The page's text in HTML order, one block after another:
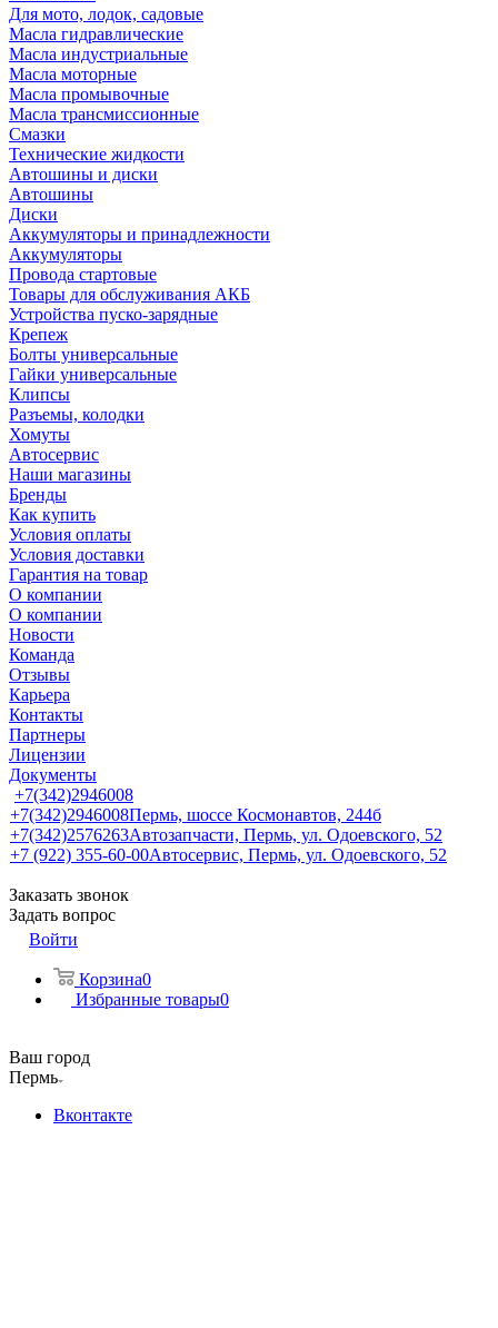
Для мото, лодок, садовые
Масла гидравлические
Масла индустриальные
Масла моторные
Масла промывочные
Масла трансмиссионные
Смазки
Технические жидкости
Автошины и диски
Автошины
Диски
Аккумуляторы и принадлежности
Аккумуляторы
Провода стартовые
Товары для обслуживания АКБ
Устройства пуско-зарядные
Крепеж
Болты универсальные
Гайки универсальные
Клипсы
Разъемы, колодки
Хомуты
Автосервис
Наши магазины
Бренды
Как купить
Условия оплаты
Условия доставки
Гарантия на товар
О компании
О компании
Новости
Команда
Отзывы
Карьера
Контакты
Партнеры
Лицензии
Документы
+7(342)2946008
+7(342)2946008Пермь, шоссе Космонавтов, 244б
+7(342)2576263Автозапчасти, Пермь, ул. Одоевского, 52
+7 (922) 355-60-00Автосервис, Пермь, ул. Одоевского, 52
Заказать звонок
Задать вопрос
Войти
Корзина0
Избранные товары0
Ваш город
Пермь
Вконтакте